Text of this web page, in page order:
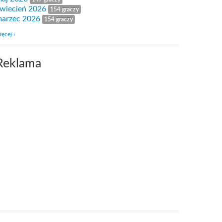
2026 154 graczy
2026 154 graczy
›